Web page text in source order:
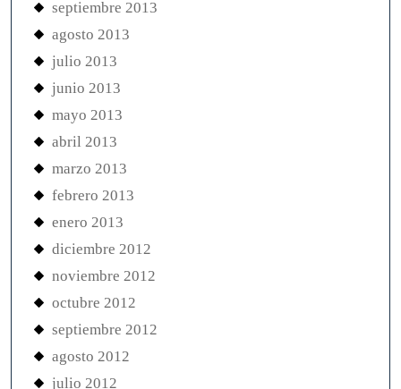
septiembre 2013
agosto 2013
julio 2013
junio 2013
mayo 2013
abril 2013
marzo 2013
febrero 2013
enero 2013
diciembre 2012
noviembre 2012
octubre 2012
septiembre 2012
agosto 2012
julio 2012